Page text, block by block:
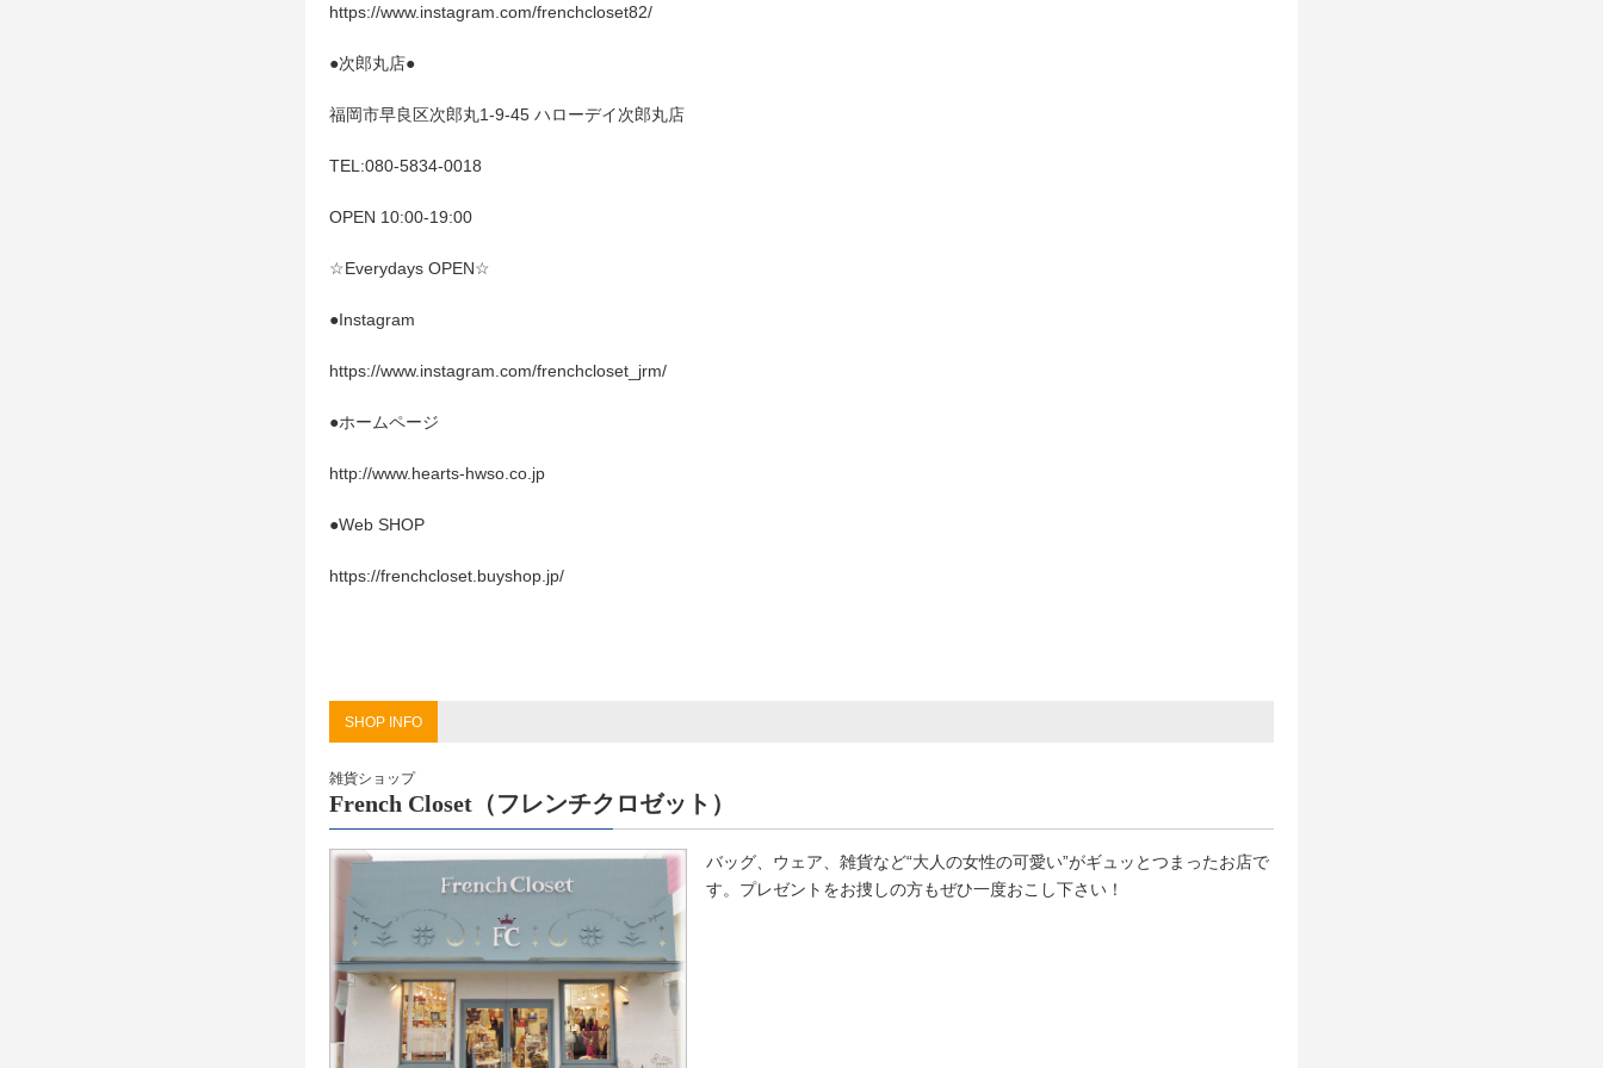
https://www.instagram.com/frenchcloset82/
●次郎丸店●
福岡市早良区次郎丸1-9-45 ハローデイ次郎丸店
TEL:080-5834-0018
OPEN 10:00-19:00
☆Everydays OPEN☆
●Instagram
https://www.instagram.com/frenchcloset_jrm/
●ホームページ
http://www.hearts-hwso.co.jp
●Web SHOP
https://frenchcloset.buyshop.jp/
SHOP INFO
雑貨ショップ
French Closet（フレンチクロゼット）
バッグ、ウェア、雑貨など“大人の女性の可愛い”がギュッとつまったお店で
す。プレゼントをお捜しの方もぜひ一度おこし下さい！